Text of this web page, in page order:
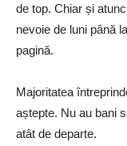
de top. Chiar și
nevoie de luni până
pagină.
Majoritatea
aștepte. Nu au bani
atât de departe.